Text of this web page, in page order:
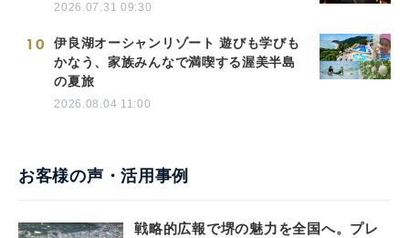
2026.07.31 09:30
10
伊良湖オーシャンリゾート 遊びも学びも
かなう、家族みんなで満喫する渥美半島
の夏旅
2026.08.04 11:00
お客様の声・活用事例
戦略的広報で堺の魅力を全国へ。プレ